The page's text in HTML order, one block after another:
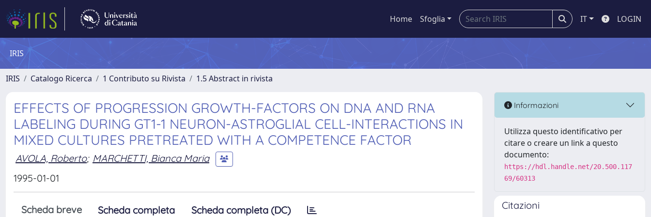
Home Sfoglia IT LOGIN
IRIS
IRIS Catalogo Ricerca 1 Contributo su Rivista 1.5 Abstract in rivista
EFFECTS OF PROGRESSION GROWTH-FACTORS ON DNA AND RNA
LABELING DURING GT1-1 NEURON-ASTROGLIAL CELL-INTERACTIONS IN
MIXED CULTURES PRETREATED WITH A COMPETENCE FACTOR
AVOLA, Roberto; MARCHETTI, Bianca Maria
1995-01-01
Scheda breve Scheda completa Scheda completa (DC)
Informazioni
Utilizza questo identificativo per
citare o creare un link a questo
documento:
https://hdl.handle.net/20.500.117
69/60313
Citazioni